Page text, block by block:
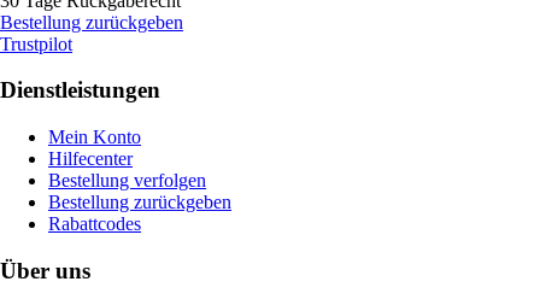
Bestellung zurückgeben
Trustpilot
Dienstleistungen
Mein Konto
Hilfecenter
Bestellung verfolgen
Bestellung zurückgeben
Rabattcodes
Über uns